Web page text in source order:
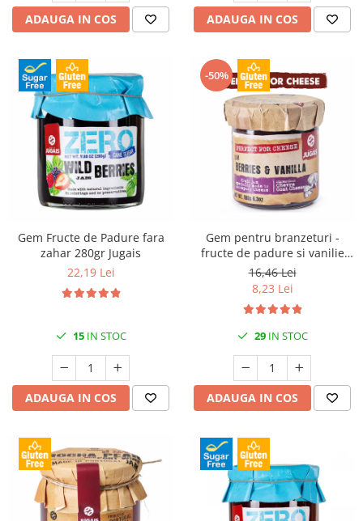
ADAUGA IN COS ADAUGA IN COS
Gem Fructe de Padure fara
zahar 280gr Jugais
22,19 Lei
15IN STOC
ADAUGA IN COS
-50%
Gem pentru branzeturi -
fructe de padure si vanilie
180gr Jugais
16,46 Lei
8,23 Lei
29IN STOC
ADAUGA IN COS